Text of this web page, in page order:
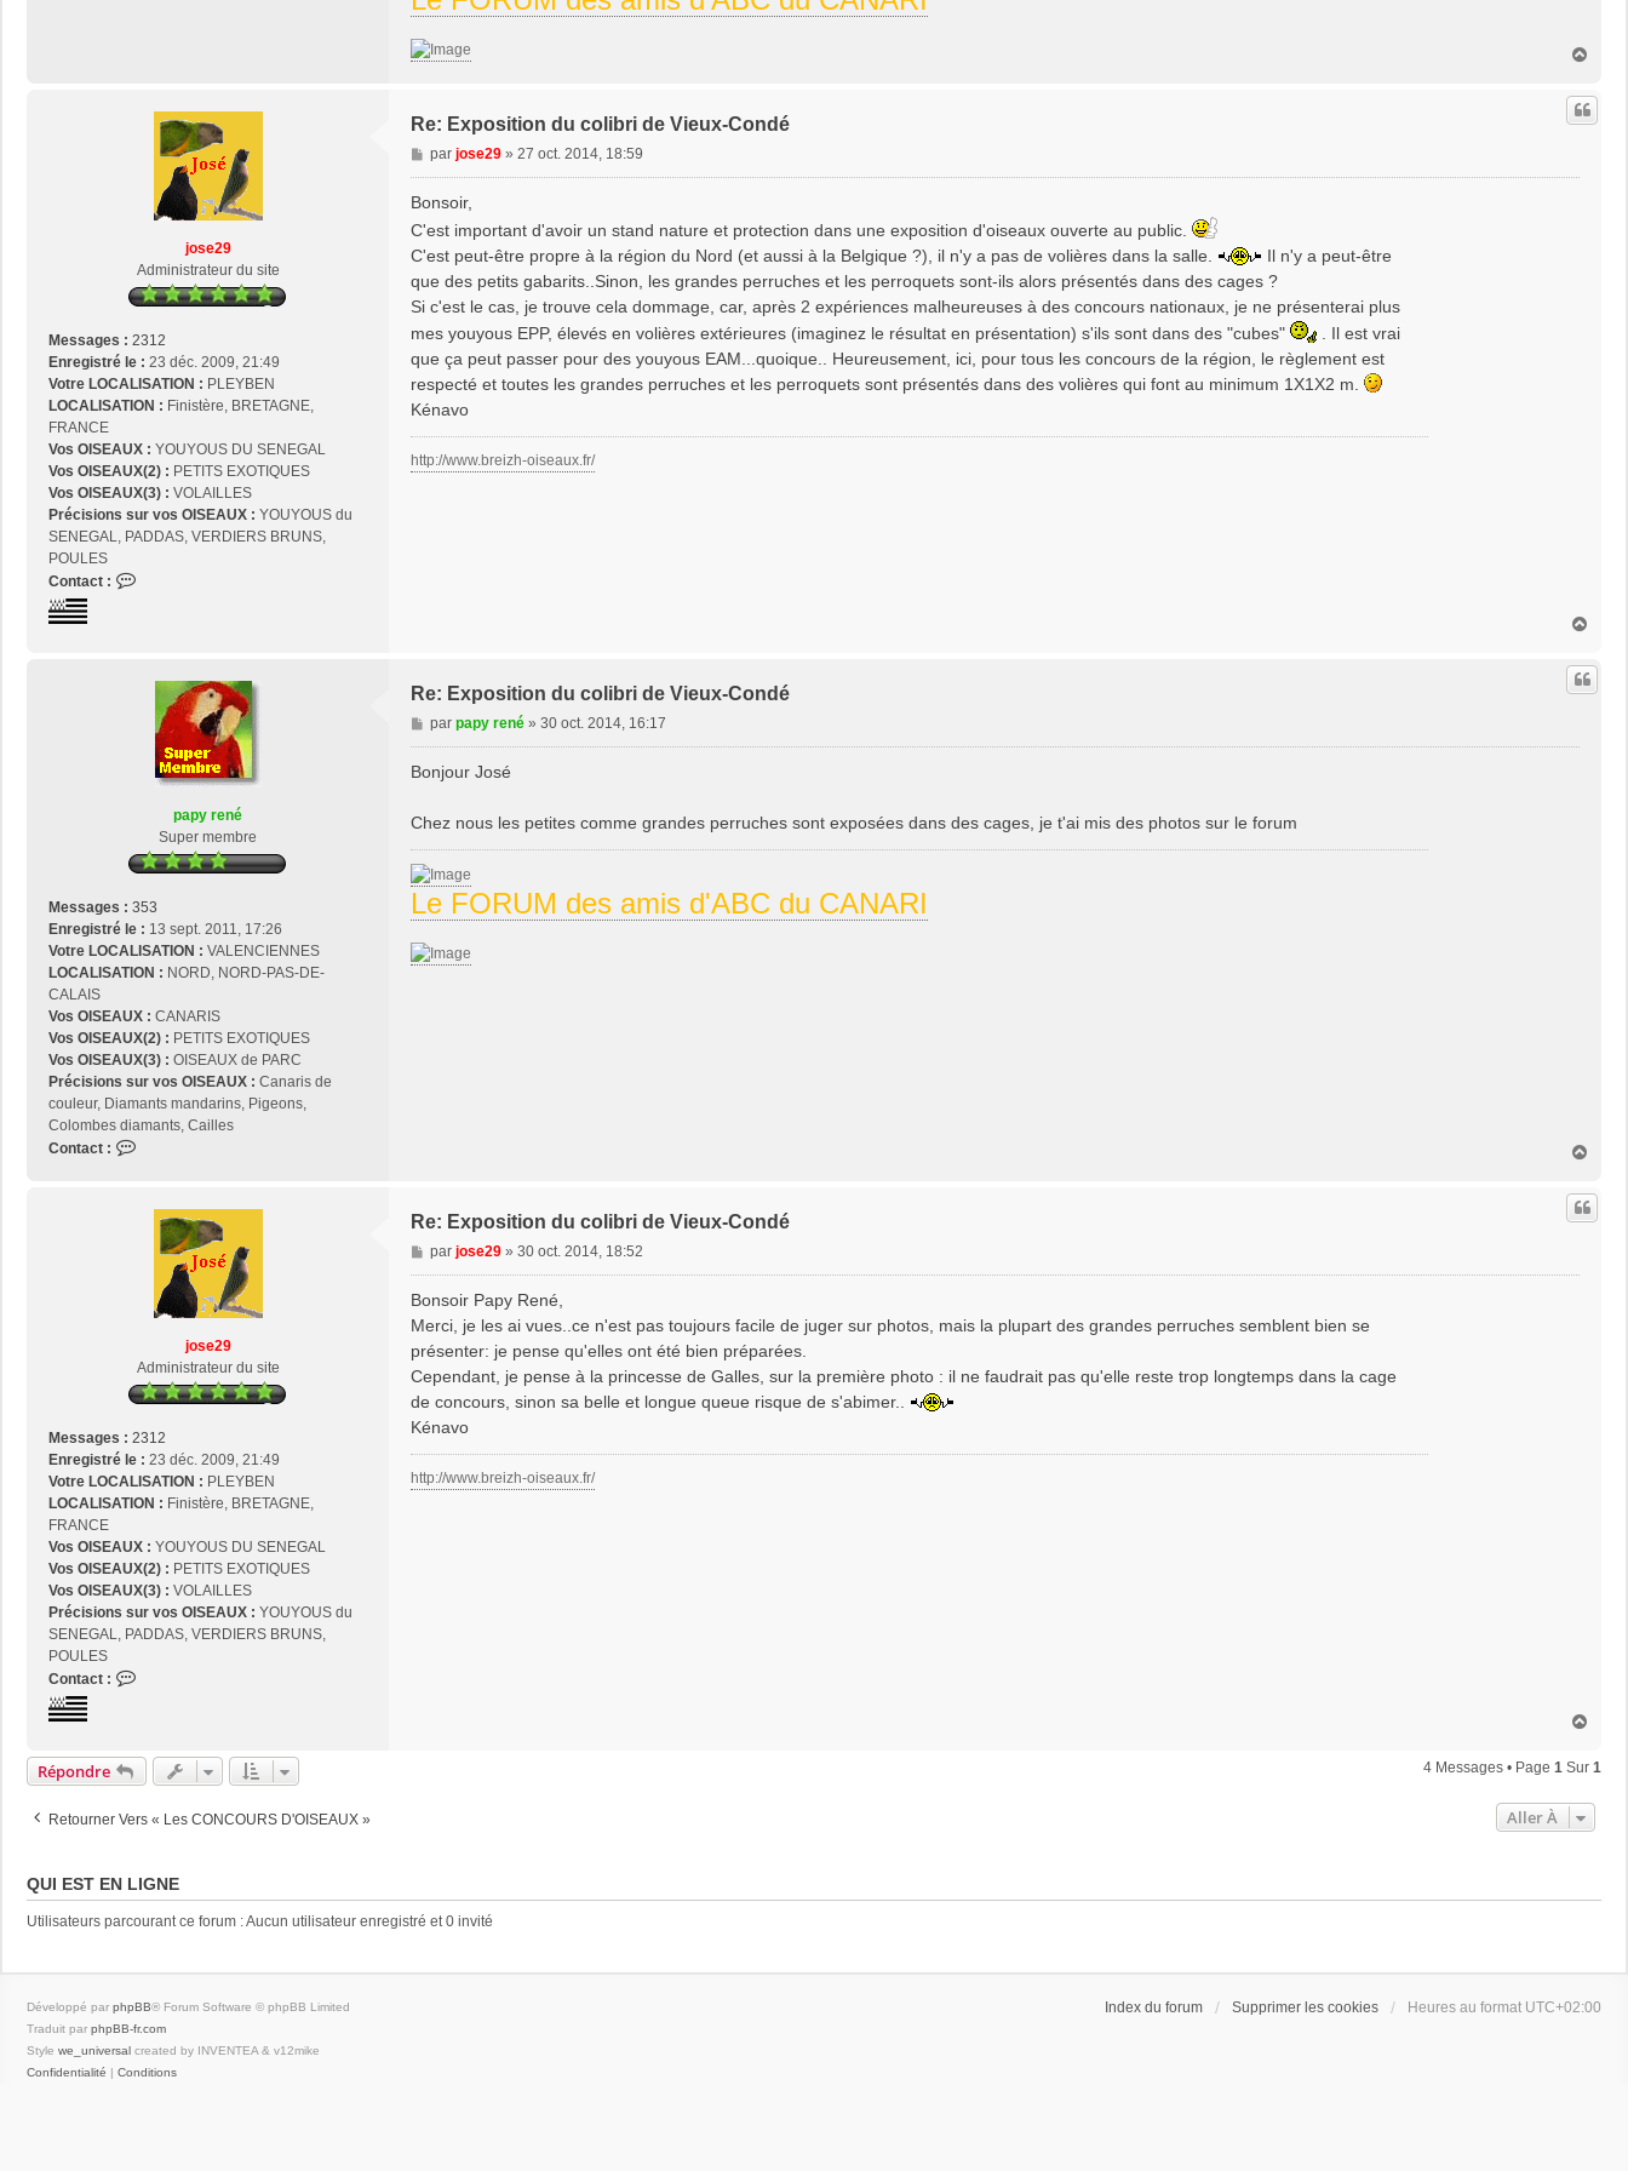
u
jose29
Administrateur du site
Messages : 2312
Enregistré le : 23 déc. 2009, 21:49
Votre LOCALISATION : PLEYBEN
LOCALISATION : Finistère, BRETAGNE,
FRANCE
Vos OISEAUX : YOUYOUS DU SENEGAL
Vos OISEAUX(2) : PETITS EXOTIQUES
Vos OISEAUX(3) : VOLAILLES
Précisions sur vos OISEAUX : YOUYOUS du
SENEGAL, PADDAS, VERDIERS BRUNS,
POULES
Contact :
2
Re: Exposition du colibri de Vieux-Condé
M
e
a
g
e
par jose29» 27 oct. 2014, 18:59
Bonsoir,
C'est important d'avoir un stand nature et protection dans une exposition d'oiseaux ouverte au public.
C'est peut-être propre à la région du Nord (et aussi à la Belgique ?), il n'y a pas de volières dans la salle.
Il n'y a peut-être
que des petits gabarits..Sinon, les grandes perruches et les perroquets sont-ils alors présentés dans des cages ?
Si c'est le cas, je trouve cela dommage, car, après 2 expériences malheureuses à des concours nationaux, je ne présenterai plus
mes youyous EPP, élevés en volières extérieures (imaginez le résultat en présentation) s'ils sont dans des "cubes"
. Il est vrai
que ça peut passer pour des youyous EAM...quoique.. Heureusement, ici, pour tous les concours de la région, le règlement est
respecté et toutes les grandes perruches et les perroquets sont présentés dans des volières qui font au minimum 1X1X2 m.
Kénavo
http://www.breizh-oiseaux.fr/
u
papy rené
Super membre
Messages : 353
Enregistré le : 13 sept. 2011, 17:26
Votre LOCALISATION : VALENCIENNES
LOCALISATION : NORD, NORD-PAS-DE-
CALAIS
Vos OISEAUX : CANARIS
Vos OISEAUX(2) : PETITS EXOTIQUES
Vos OISEAUX(3) : OISEAUX de PARC
Précisions sur vos OISEAUX : Canaris de
couleur, Diamants mandarins, Pigeons,
Colombes diamants, Cailles
Contact :
a
p
y
r
n
é
Re: Exposition du colibri de Vieux-Condé
M
e
g
e
par papy rené» 30 oct. 2014, 16:17
Bonjour José
Chez nous les petites comme grandes perruches sont exposées dans des cages, je t'ai mis des photos sur le forum
Le FORUM des amis d'ABC du CANARI
u
jose29
Administrateur du site
Messages : 2312
Enregistré le : 23 déc. 2009, 21:49
Votre LOCALISATION : PLEYBEN
LOCALISATION : Finistère, BRETAGNE,
FRANCE
Vos OISEAUX : YOUYOUS DU SENEGAL
Vos OISEAUX(2) : PETITS EXOTIQUES
Vos OISEAUX(3) : VOLAILLES
Précisions sur vos OISEAUX : YOUYOUS du
SENEGAL, PADDAS, VERDIERS BRUNS,
POULES
Contact :
a
c
e
o
s
Re: Exposition du colibri de Vieux-Condé
M
e
a
g
e
par jose29» 30 oct. 2014, 18:52
Bonsoir Papy René,
Merci, je les ai vues..ce n'est pas toujours facile de juger sur photos, mais la plupart des grandes perruches semblent bien se
présenter: je pense qu'elles ont été bien préparées.
Cependant, je pense à la princesse de Galles, sur la première photo : il ne faudrait pas qu'elle reste trop longtemps dans la cage
de concours, sinon sa belle et longue queue risque de s'abimer..
Kénavo
http://www.breizh-oiseaux.fr/
u
t
Répondre 4 Messages • Page 1 Sur 1
Retourner Vers « Les CONCOURS D'OISEAUX » Aller À
QUI EST EN LIGNE
Utilisateurs parcourant ce forum : Aucun utilisateur enregistré et 0 invité
Index du forum Supprimer les cookies Heures au format UTC+02:00
Développé par phpBB® Forum Software © phpBB Limited
Traduit par phpBB-fr.com
Style we_universal created by INVENTEA & v12mike
Confidentialité | Conditions